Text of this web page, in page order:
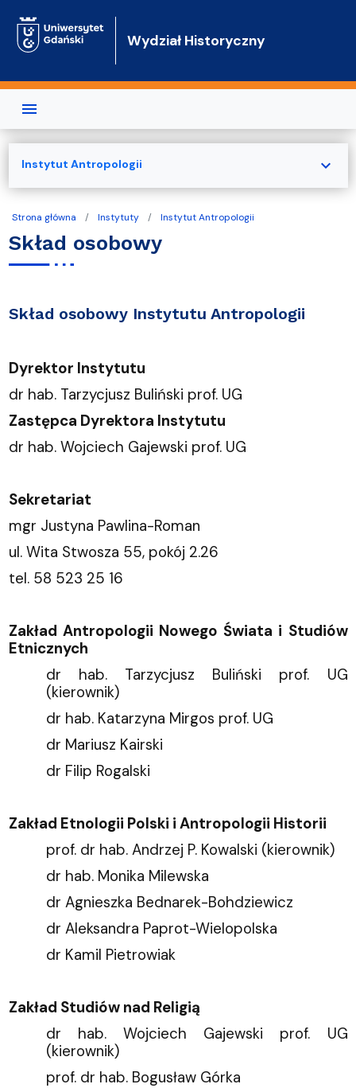
Wydział Historyczny
Strona główna Instytuty Instytut Antropologii
Skład osobowy
Skład osobowy Instytutu Antropologii
Dyrektor Instytutu
dr hab. Tarzycjusz Buliński prof. UG
Zastępca Dyrektora Instytutu
dr hab. Wojciech Gajewski prof. UG
Sekretariat
mgr Justyna Pawlina-Roman
ul. Wita Stwosza 55, pokój 2.26
tel. 58 523 25 16
Zakład Antropologii Nowego Świata i Studiów
Etnicznych
dr hab. Tarzycjusz Buliński prof. UG
(kierownik)
dr hab. Katarzyna Mirgos prof. UG
dr Mariusz Kairski
dr Filip Rogalski
Zakład Etnologii Polski i Antropologii Historii
prof. dr hab. Andrzej P. Kowalski (kierownik)
dr hab. Monika Milewska
dr Agnieszka Bednarek-Bohdziewicz
dr Aleksandra Paprot-Wielopolska
dr Kamil Pietrowiak
Zakład Studiów nad Religią
dr hab. Wojciech Gajewski prof. UG
(kierownik)
prof. dr hab. Bogusław Górka
Instytut Antropologii expand_more